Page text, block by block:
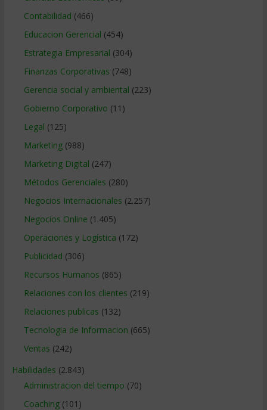
Contabilidad (466)
Educacion Gerencial (454)
Estrategia Empresarial (304)
Finanzas Corporativas (748)
Gerencia social y ambiental (223)
Gobierno Corporativo (11)
Legal (125)
Marketing(988)
Marketing Digital (247)
Métodos Gerenciales (280)
Negocios Internacionales (2.257)
Negocios Online (1.405)
Operaciones y Logística (172)
Publicidad (306)
Recursos Humanos (865)
Relaciones con los clientes (219)
Relaciones publicas (132)
Tecnologia de Informacion (665)
Ventas (242)
Habilidades (2.843)
Administracion del tiempo (70)
Coaching(101)